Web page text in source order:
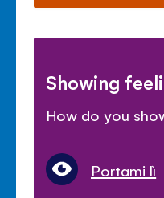
Showing
How do you
Portami lì